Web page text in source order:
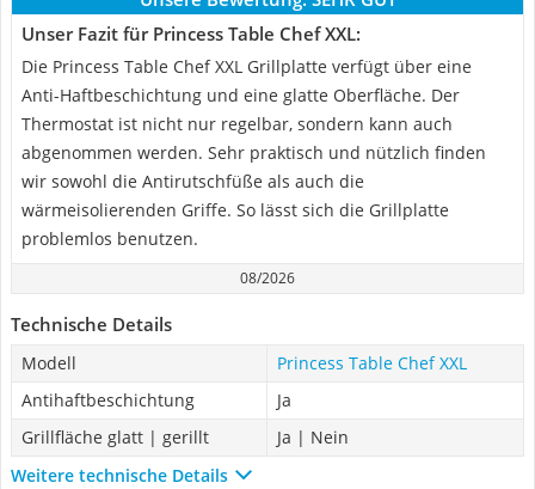
Unser Fazit für Princess Table Chef XXL:
Die Princess Table Chef XXL Grillplatte verfügt über eine
Anti-Haftbeschichtung und eine glatte Oberfläche. Der
Thermostat ist nicht nur regelbar, sondern kann auch
abgenommen werden. Sehr praktisch und nützlich finden
wir sowohl die Antirutschfüße als auch die
wärmeisolierenden Griffe. So lässt sich die Grillplatte
problemlos benutzen.
08/2026
Technische Details
Modell
Princess Table Chef XXL
Antihaftbeschichtung
Ja
Grillfläche glatt | gerillt
Ja | Nein
Weitere technische Details